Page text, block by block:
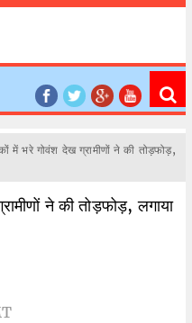
में भरे गोवंश देख ग्रामीणों ने की तोड़फोड़,
ने की तोड़फोड़, लगाया